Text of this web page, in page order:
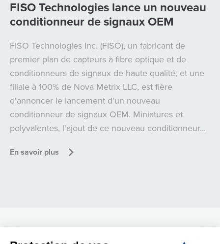
FISO Technologies lance un nouveau
conditionneur de signaux OEM
FISO Technologies Inc. (FISO), un fabricant de
premier plan de capteurs à fibre optique et de
conditionneurs de signaux de haute qualité, et une
filiale à 100% de Nova Metrix LLC, est fière
d'annoncer le lancement d'un nouveau
conditionneur de signaux OEM. Miniatures et
polyvalentes, l'ajout de ce nouveau conditionneur...
En savoir plus